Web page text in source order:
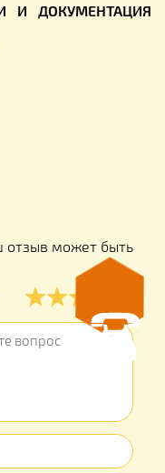
И ДОКУМЕНТАЦИЯ
отзыв может быть